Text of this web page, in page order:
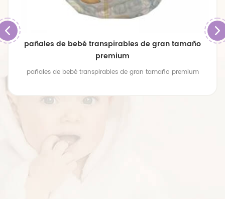
pañales de bebé transpirables de gran tamaño
premium
pañales de bebé transpirables de gran tamaño premium